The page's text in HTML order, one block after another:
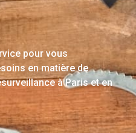
pour vous
en matière de
à Paris et en